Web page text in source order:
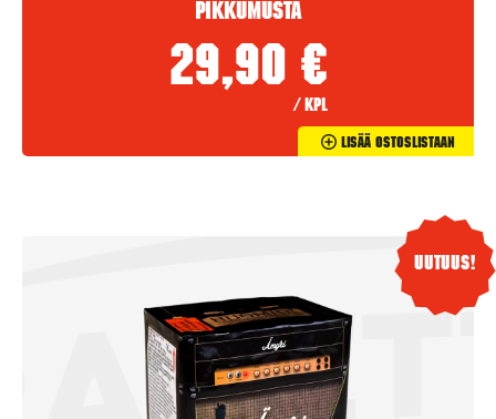
Pikkumusta
29,90 €
/ kpl
Lisää Ostoslistaan
Uutuus!